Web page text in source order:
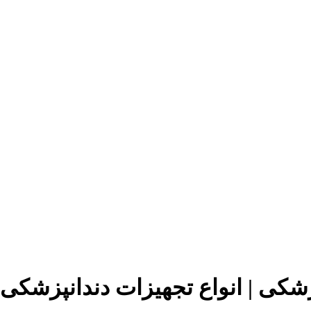
| انواع تجهیزات